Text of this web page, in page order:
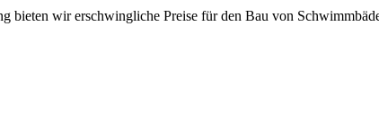
bieten wir erschwingliche Preise für den Bau von